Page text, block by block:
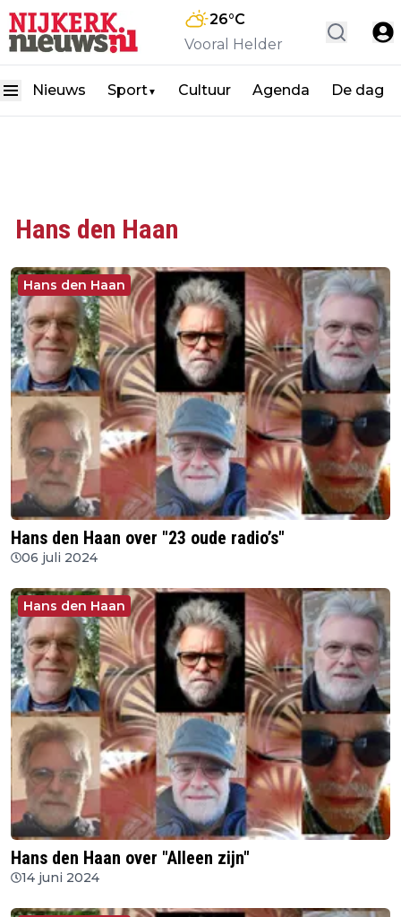
26°C
Vooral Helder
Nieuws Sport▼ Cultuur Agenda De dag
Hans den Haan
Hans den Haan
Hans den Haan over "23 oude radio’s"
06 juli 2024
Hans den Haan
Hans den Haan over "Alleen zijn"
14 juni 2024